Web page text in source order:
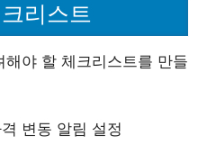
리스트
야 할 체크리스트를 만들
변동 알림 설정